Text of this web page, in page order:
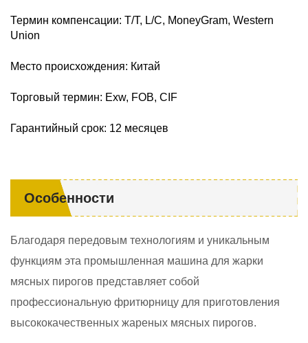
Термин компенсации: T/T, L/C, MoneyGram, Western
Union
Место происхождения: Китай
Торговый термин: Exw, FOB, CIF
Гарантийный срок: 12 месяцев
Особенности
Благодаря передовым технологиям и уникальным
функциям эта промышленная машина для жарки
мясных пирогов представляет собой
профессиональную фритюрницу для приготовления
высококачественных жареных мясных пирогов.